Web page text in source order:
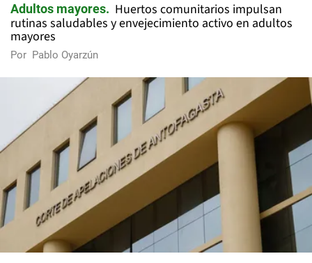
Adultos mayores
Huertos comunitarios impulsan
rutinas saludables y envejecimiento activo en adultos
mayores
Por Pablo Oyarzún